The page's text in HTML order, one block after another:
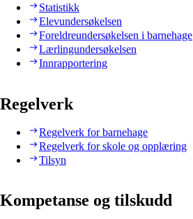
Statistikk
Elevundersøkelsen
Foreldreundersøkelsen i barnehage
Lærlingundersøkelsen
Innrapportering
Regelverk
Regelverk for barnehage
Regelverk for skole og opplæring
Tilsyn
Kompetanse og tilskudd